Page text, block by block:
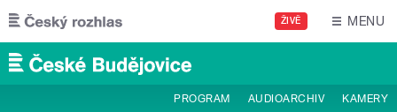
Přejít k hlavnímu obsahu
ŽIVĚ MENU
PROGRAM AUDIOARCHIV KAMERY